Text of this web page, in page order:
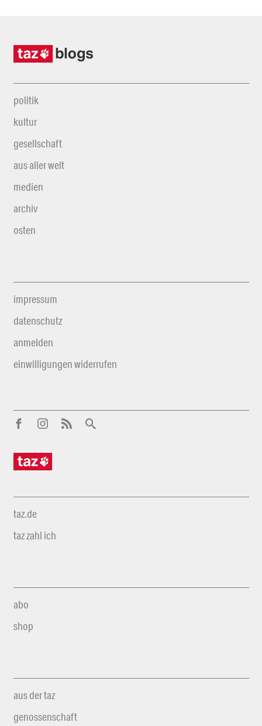
politik
kultur
gesellschaft
aus aller welt
medien
archiv
osten
impressum
datenschutz
anmelden
einwilligungen widerrufen
taz.de
taz zahl ich
abo
shop
aus der taz
genossenschaft